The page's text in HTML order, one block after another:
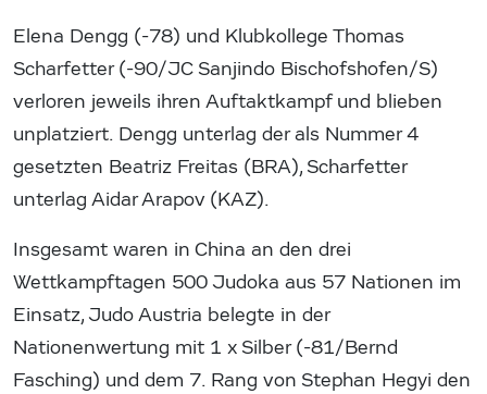
Elena Dengg (-78) und Klubkollege Thomas
Scharfetter (-90/JC Sanjindo Bischofshofen/S)
verloren jeweils ihren Auftaktkampf und blieben
unplatziert. Dengg unterlag der als Nummer 4
gesetzten Beatriz Freitas (BRA), Scharfetter
unterlag Aidar Arapov (KAZ).
Insgesamt waren in China an den drei
Wettkampftagen 500 Judoka aus 57 Nationen im
Einsatz, Judo Austria belegte in der
Nationenwertung mit 1 x Silber (-81/Bernd
Fasching) und dem 7. Rang von Stephan Hegyi den